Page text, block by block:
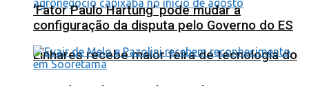
Linhares recebe maior feira de tecnologia do
‘Fator Paulo Hartung’ pode mudar a
configuração da disputa pelo Governo do ES